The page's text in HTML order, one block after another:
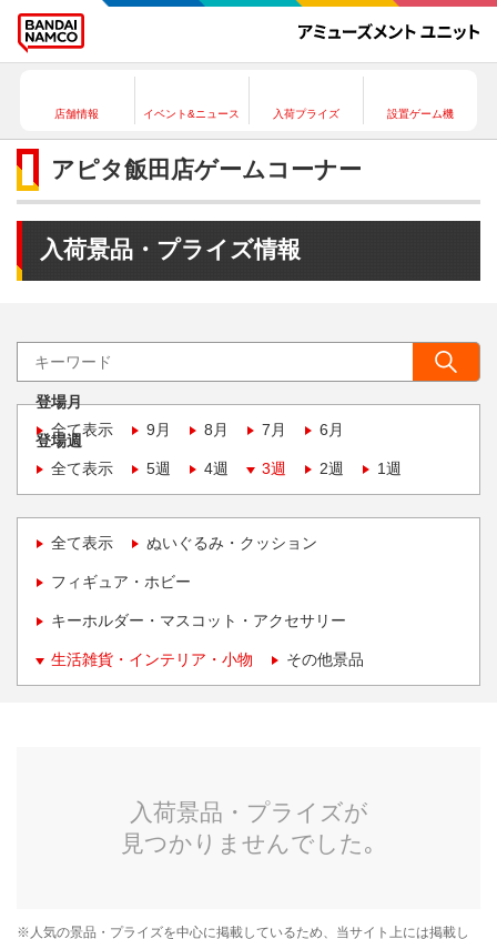
店舗情報 イベント&ニュース 入荷プライズ 設置ゲーム機
アピタ飯田店ゲームコーナー
入荷景品・プライズ情報
登場月
全て表示
9月 8月 7月 6月
登場週
全て表示
5週 4週 3週 2週 1週
全て表示 ぬいぐるみ・クッション
フィギュア・ホビー
キーホルダー・マスコット・アクセサリー
生活雑貨・インテリア・小物 その他景品